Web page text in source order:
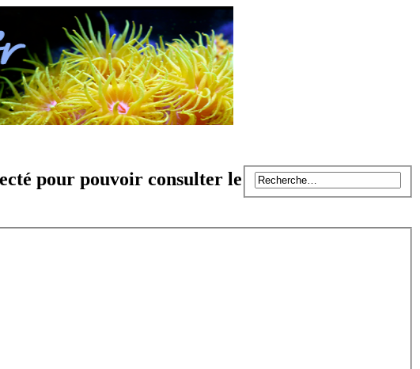
pour pouvoir consulter le